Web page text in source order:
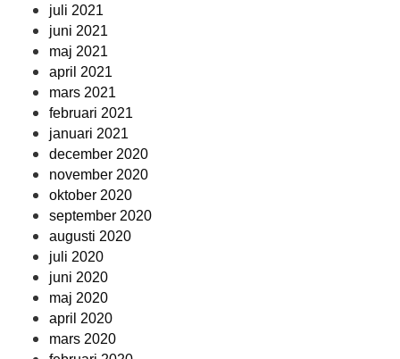
juli 2021
juni 2021
maj 2021
april 2021
mars 2021
februari 2021
januari 2021
december 2020
november 2020
oktober 2020
september 2020
augusti 2020
juli 2020
juni 2020
maj 2020
april 2020
mars 2020